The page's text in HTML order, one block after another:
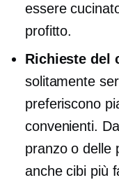
essere
profitto.
Richieste del
solitamente
preferiscono
convenienti.
pranzo o delle
anche cibi più